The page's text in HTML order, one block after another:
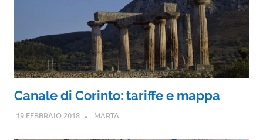
Canale di Corinto: tariffe e mappa
19 FEBBRAIO 2018 MARTA